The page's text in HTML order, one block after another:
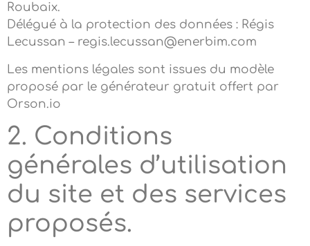
Roubaix.
Délégué à la protection des données : Régis
Lecussan – regis.lecussan@enerbim.com
Les mentions légales sont issues du modèle
proposé par le générateur gratuit offert par
Orson.io
2. Conditions
générales d’utilisation
du site et des services
proposés.